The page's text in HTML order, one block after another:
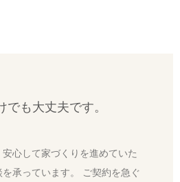
でも大丈夫です。
心して家づくりを進めていた
承っています。 ご契約を急ぐ